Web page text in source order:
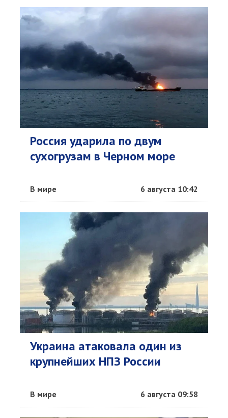
Россия ударила по двум
сухогрузам в Черном море
В мире 6 августа 10:42
Украина атаковала один из
крупнейших НПЗ России
В мире 6 августа 09:58